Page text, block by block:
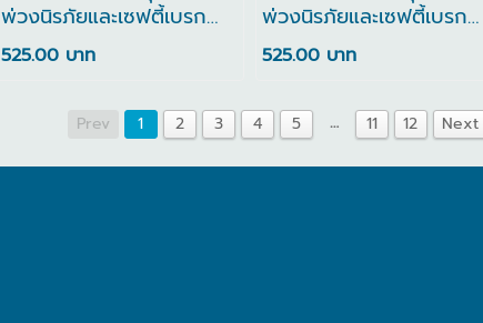
พ่วงนิรภัยและเซฟตี้เบรก
เกอร์ 3 เต้ารับ และเมนสวิตช์
(2 เมตร) (สีดํา)
525.00 บาท
พ่วงนิรภัยและเซฟตี้เบรก
เกอร์ 3 เต้ารับ และเมนสวิตช์
(2 เมตร) (สีฟ้า)
525.00 บาท
Prev 1 2 3 4 5 … 11 12 Next